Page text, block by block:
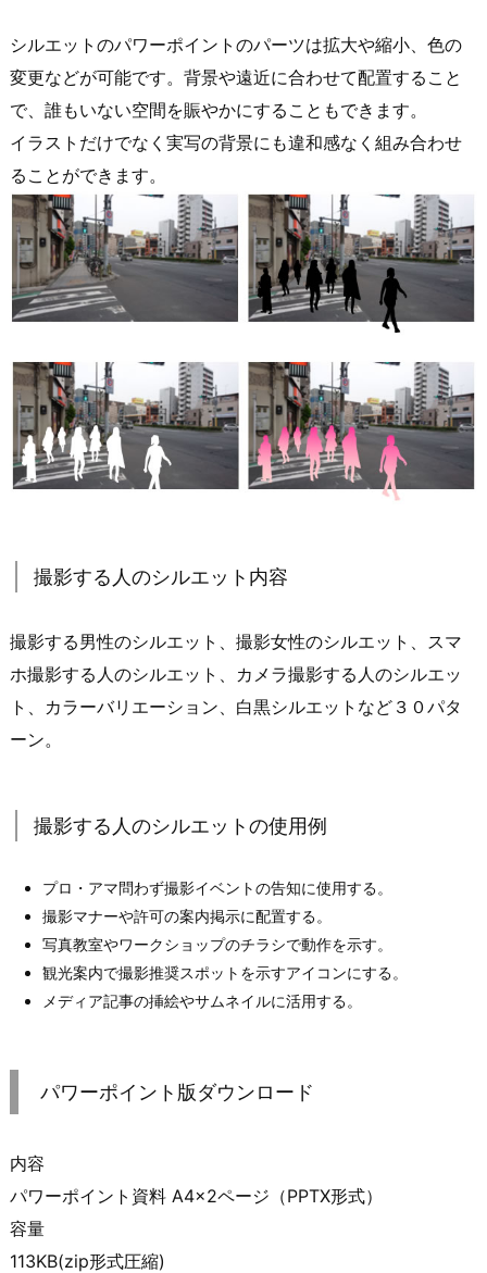
シルエットのパワーポイントのパーツは拡大や縮小、色の
変更などが可能です。背景や遠近に合わせて配置すること
で、誰もいない空間を賑やかにすることもできます。
イラストだけでなく実写の背景にも違和感なく組み合わせ
ることができます。
撮影する人のシルエット内容
撮影する男性のシルエット、撮影女性のシルエット、スマ
ホ撮影する人のシルエット、カメラ撮影する人のシルエッ
ト、カラーバリエーション、白黒シルエットなど３０パタ
ーン。
撮影する人のシルエットの使用例
プロ・アマ問わず撮影イベントの告知に使用する。
撮影マナーや許可の案内掲示に配置する。
写真教室やワークショップのチラシで動作を示す。
観光案内で撮影推奨スポットを示すアイコンにする。
メディア記事の挿絵やサムネイルに活用する。
パワーポイント版ダウンロード
内容
パワーポイント資料 A4×2ページ（PPTX形式）
容量
113KB(zip形式圧縮)